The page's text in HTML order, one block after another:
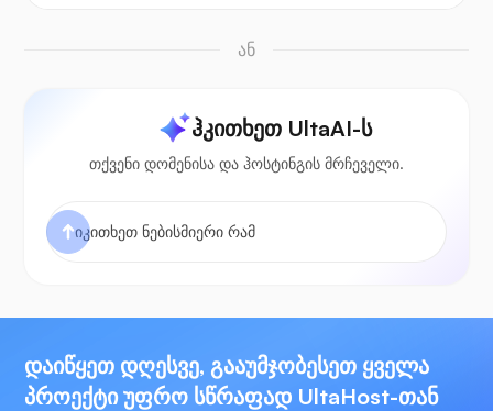
ან
ჰკითხეთ UltaAI-ს
თქვენი დომენისა და ჰოსტინგის მრჩეველი.
დაიწყეთ დღესვე, გააუმჯობესეთ ყველა
პროექტი უფრო სწრაფად UltaHost-თან